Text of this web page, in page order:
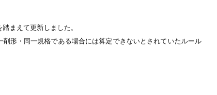
まえて更新しました。
形・同一規格である場合には算定できないとされていたルール